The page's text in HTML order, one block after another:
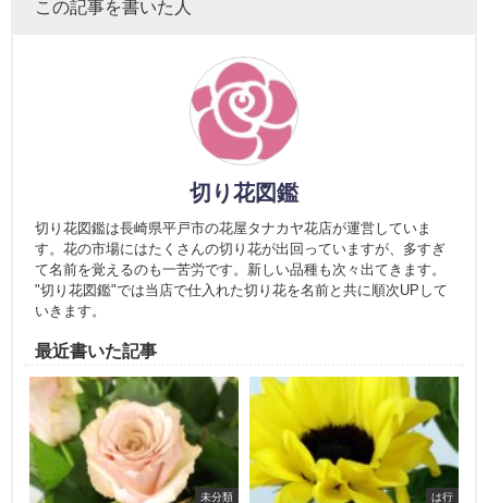
この記事を書いた人
切り花図鑑
切り花図鑑は長崎県平戸市の花屋タナカヤ花店が運営していま
す。花の市場にはたくさんの切り花が出回っていますが、多すぎ
て名前を覚えるのも一苦労です。新しい品種も次々出てきます。
"切り花図鑑"では当店で仕入れた切り花を名前と共に順次UPして
いきます。
最近書いた記事
未分類 は行